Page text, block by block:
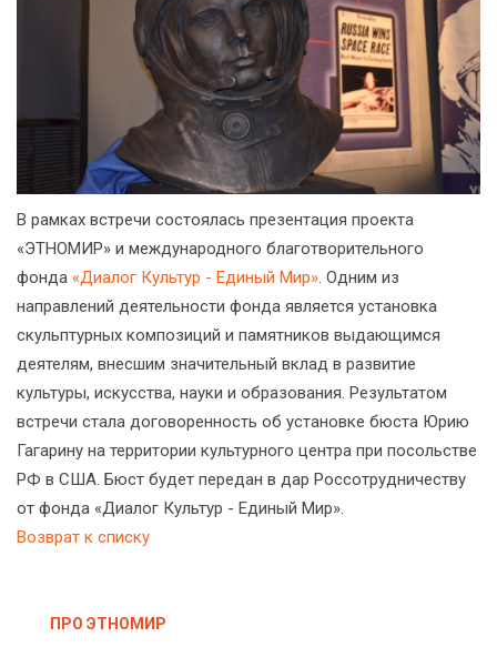
В рамках встречи состоялась презентация проекта
«ЭТНОМИР» и международного благотворительного
фонда «Диалог Культур - Единый Мир». Одним из
направлений деятельности фонда является установка
скульптурных композиций и памятников выдающимся
деятелям, внесшим значительный вклад в развитие
культуры, искусства, науки и образования. Результатом
встречи стала договоренность об установке бюста Юрию
Гагарину на территории культурного центра при посольстве
РФ в США. Бюст будет передан в дар Россотрудничеству
от фонда «Диалог Культур - Единый Мир».
Возврат к списку
ПРО ЭТНОМИР